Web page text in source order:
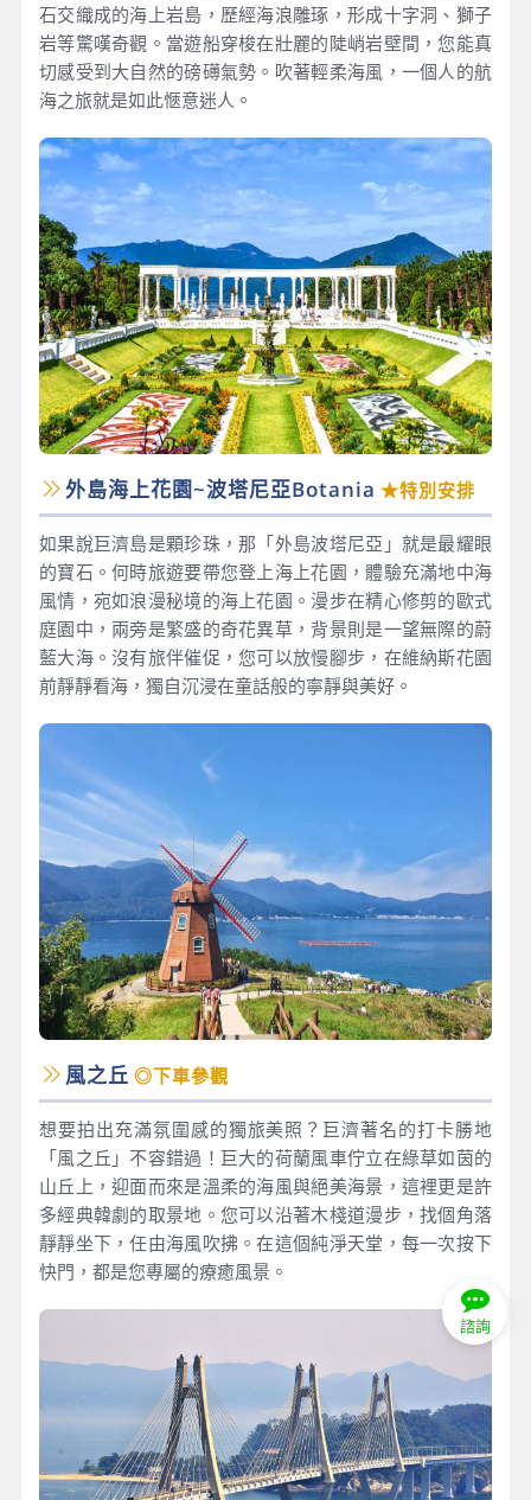
石交織成的海上岩島，歷經海浪雕琢，形成十字洞、獅子
岩等驚嘆奇觀。當遊船穿梭在壯麗的陡峭岩壁間，您能真
切感受到大自然的磅礡氣勢。吹著輕柔海風，一個人的航
海之旅就是如此愜意迷人。
外島海上花園~波塔尼亞Botania ★特別安排
如果說巨濟島是顆珍珠，那「外島波塔尼亞」就是最耀眼
的寶石。何時旅遊要帶您登上海上花園，體驗充滿地中海
風情，宛如浪漫秘境的海上花園。漫步在精心修剪的歐式
庭園中，兩旁是繁盛的奇花異草，背景則是一望無際的蔚
藍大海。沒有旅伴催促，您可以放慢腳步，在維納斯花園
前靜靜看海，獨自沉浸在童話般的寧靜與美好。
風之丘 ◎下車參觀
想要拍出充滿氛圍感的獨旅美照？巨濟著名的打卡勝地
「風之丘」不容錯過！巨大的荷蘭風車佇立在綠草如茵的
山丘上，迎面而來是溫柔的海風與絕美海景，這裡更是許
多經典韓劇的取景地。您可以沿著木棧道漫步，找個角落
靜靜坐下，任由海風吹拂。在這個純淨天堂，每一次按下
快門，都是您專屬的療癒風景。
諮詢